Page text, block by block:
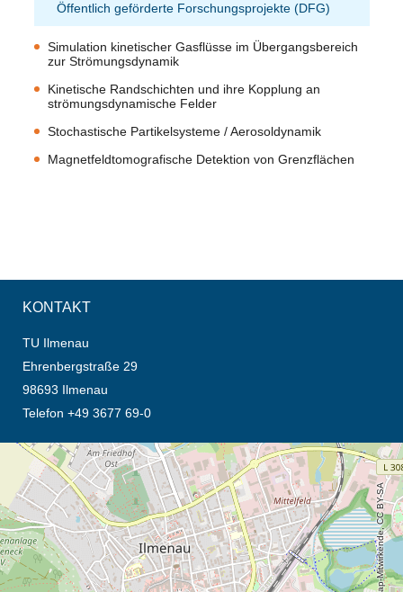
Öffentlich geförderte Forschungsprojekte (DFG)
Simulation kinetischer Gasflüsse im Übergangsbereich
zur Strömungsdynamik
Kinetische Randschichten und ihre Kopplung an
strömungsdynamische Felder
Stochastische Partikelsysteme / Aerosoldynamik
Magnetfeldtomografische Detektion von Grenzflächen
KONTAKT
TU Ilmenau
Ehrenbergstraße 29
98693 Ilmenau
Telefon +49 3677 69-0
Öffnet die Anfahrtsbeschreibung in neuem Tab (Karte)